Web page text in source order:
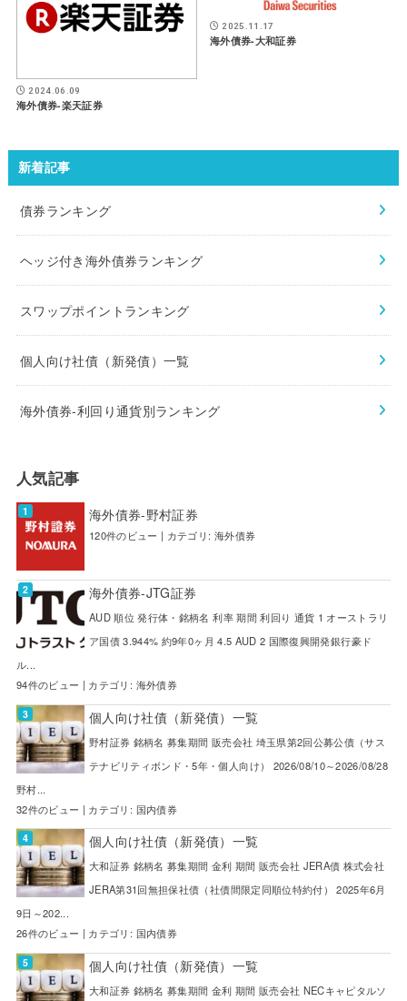
2024.06.09
海外債券-楽天証券
2025.11.17
海外債券-大和証券
新着記事
債券ランキング
ヘッジ付き海外債券ランキング
スワップポイントランキング
個人向け社債（新発債）一覧
海外債券-利回り通貨別ランキング
人気記事
海外債券-野村証券
120件のビュー | カテゴリ: 海外債券
海外債券-JTG証券
AUD 順位 発行体・銘柄名 利率 期間 利回り 通貨 1 オーストラリ
ア国債 3.944% 約9年0ヶ月 4.5 AUD 2 国際復興開発銀行豪ド
ル...
94件のビュー | カテゴリ: 海外債券
個人向け社債（新発債）一覧
野村証券 銘柄名 募集期間 販売会社 埼玉県第2回公募公債（サス
テナビリティボンド・5年・個人向け） 2026/08/10～2026/08/28
野村...
32件のビュー | カテゴリ: 国内債券
個人向け社債（新発債）一覧
大和証券 銘柄名 募集期間 金利 期間 販売会社 JERA債 株式会社
JERA第31回無担保社債（社債間限定同順位特約付） 2025年6月
9日～202...
26件のビュー | カテゴリ: 国内債券
個人向け社債（新発債）一覧
大和証券 銘柄名 募集期間 金利 期間 販売会社 NECキャピタルソ